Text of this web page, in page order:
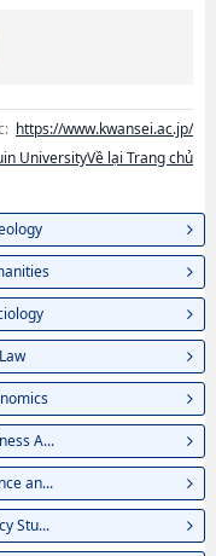
School of Policy
and
Studies, thông
đến thi tuyển như số
thiết bị, hướng dẫn địa
https://www.kwansei.ac.jp/
UniversityVề lại Trang chủ
A...
an...
Stu...